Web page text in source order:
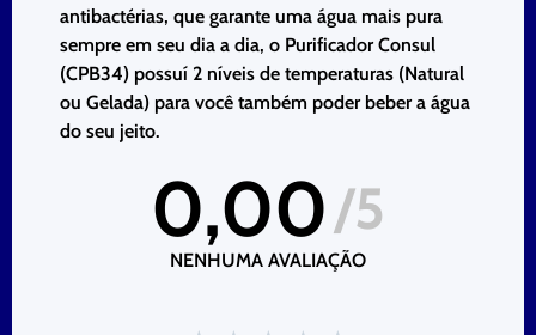
antibactérias, que garante uma água mais pura
sempre em seu dia a dia, o Purificador Consul
(CPB34) possuí 2 níveis de temperaturas (Natural
ou Gelada) para você também poder beber a água
do seu jeito.
0,00/5
NENHUMA AVALIAÇÃO